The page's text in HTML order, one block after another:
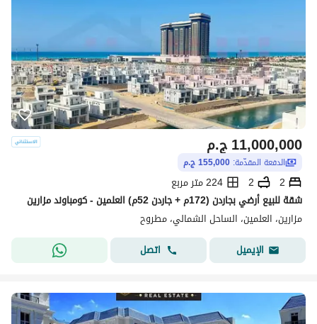
ج.م11,000,000
الدفعة المقدّمة: 155,000 ج.م
2
2
224 متر مربع
شقة للبيع أرضي بجاردن (172م + جاردن 52م) العلمين - كومباوند مزارين
مزارين، العلمين، الساحل الشمالي، مطروح
الإيميل
اتصل